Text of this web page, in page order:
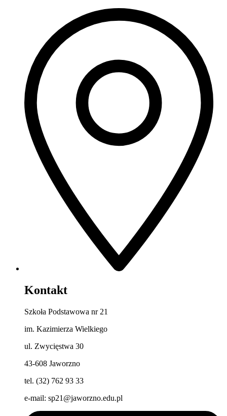
Kontakt
Szkoła Podstawowa nr 21
im. Kazimierza Wielkiego
ul. Zwycięstwa 30
43-608 Jaworzno
tel. (32) 762 93 33
e-mail: sp21@jaworzno.edu.pl